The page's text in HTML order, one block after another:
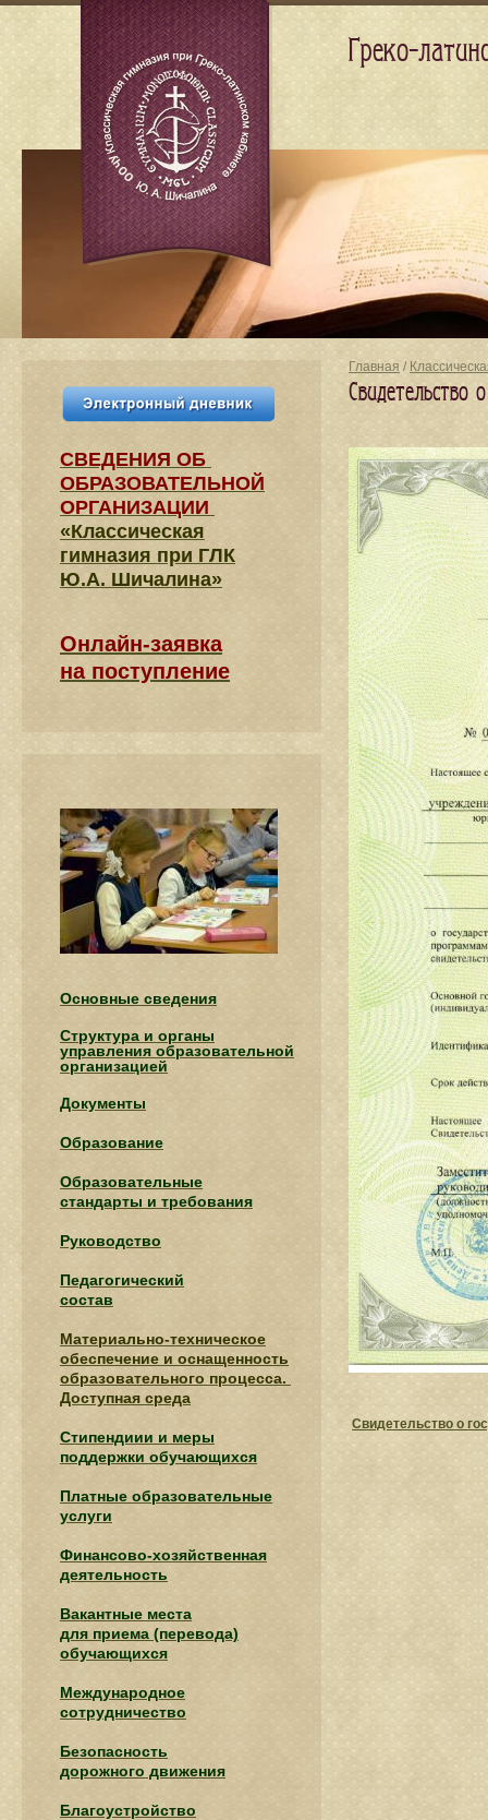
Главная /
Свидетельство
Свидетельство о
СВЕДЕНИЯ​ ОБ
ОБРАЗОВАТЕЛЬНОЙ
ОРГАНИЗАЦИИ
«Классическая
гимназия при ГЛК
Ю.А. Шичалина»
Онлайн-заявка
на поступление
Основные сведения
Структура и органы
управления образовательной
организацией
Документы
Образование
Образовательные
стандарты и требования
Руководство
Педагогический
состав
Материально-техническое
обеспечение и оснащенность
образовательного процесса.
Доступная среда
Стипендиии и меры
поддержки обучающихся
Платные образовательные
услуги
Финансово-хозяйственная
деятельность
Вакантные места
для приема (перевода)
обучающихся
Международное
сотрудничество
Безопасность
дорожного движения
Благоустройство
Греко-